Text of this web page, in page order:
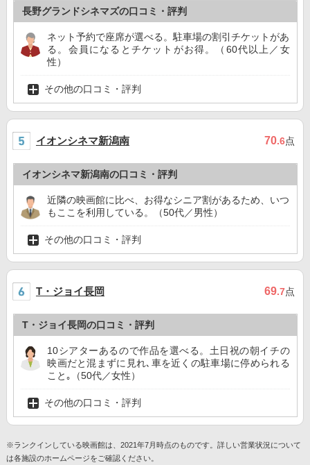
長野グランドシネマズの口コミ・評判
ネット予約で座席が選べる。駐車場の割引チケットがあ
る。会員になるとチケットがお得。（60代以上／女
性）
その他の口コミ・評判
イオンシネマ新潟南 70.6点
イオンシネマ新潟南の口コミ・評判
近隣の映画館に比べ、お得なシニア割があるため、いつ
もここを利用している。（50代／男性）
その他の口コミ・評判
T・ジョイ長岡 69.7点
T・ジョイ長岡の口コミ・評判
10シアターあるので作品を選べる。土日祝の朝イチの
映画だと混まずに見れ､車を近くの駐車場に停められる
こと｡（50代／女性）
その他の口コミ・評判
※ランクインしている映画館は、2021年7月時点のものです。詳しい営業状況について
は各施設のホームページをご確認ください。